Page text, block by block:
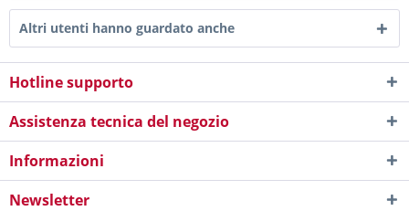
Altri utenti hanno guardato anche
Hotline supporto
Assistenza tecnica del negozio
Informazioni
Newsletter